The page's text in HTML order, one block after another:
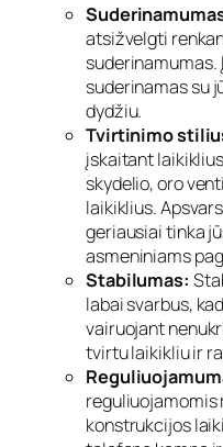
atsižvelgti
suderinamumas.
suderinamas su
dydžiu.
Tvirtinimo
įskaitant
skydelio, oro
laikiklius.
geriausiai tinka
asmeniniams
Stabilumas:
labai svarbus,
vairuojant
tvirtu laikikliu ir
reguliuojamomis
konstrukcijos